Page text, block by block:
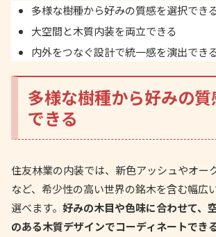
多様な樹種から好みの質感を選択できる
大空間と木質内装を両立できる
内外をつなぐ設計で統一感を演出できる
多様な樹種から好みの
できる
住友林業の内装では、新色アッシュやオー
など、希少性の高い世界の銘木を含む幅広
選べます。 好みの木目や色味に合わせて、
のある木質デザインでコーディネートでき